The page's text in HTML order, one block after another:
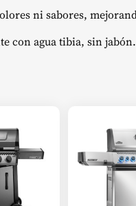
ni sabores,
con agua tibia, sin jabón.